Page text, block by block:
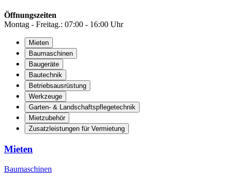
Öffnungszeiten
Montag - Freitag.: 07:00 - 16:00 Uhr
Mieten
Baumaschinen
Baugeräte
Bautechnik
Betriebsausrüstung
Werkzeuge
Garten- & Landschaftspflegetechnik
Mietzubehör
Zusatzleistungen für Vermietung
Mieten
Baumaschinen